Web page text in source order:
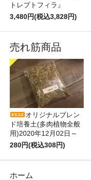
トレプトフィラ』
3,480円(税込3,828円)
売れ筋商品
オリジナルブレン
ド培養土(多肉植物全般
用)2020年12月02日～
280円(税込308円)
ホーム